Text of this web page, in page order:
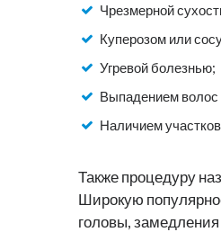
Чрезмерной
Куперозом или
Угревой болезнью;
Выпадением волос
Наличием
Также процедуру
Широкую
головы,